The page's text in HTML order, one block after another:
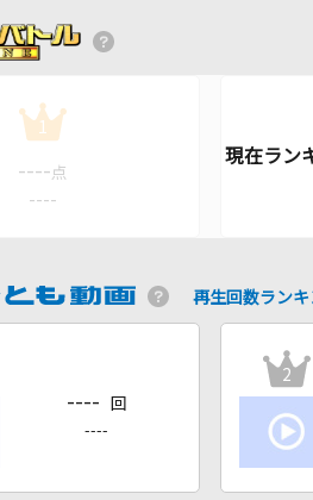
1
---- 点
----
再生回数ランキ
---- 回
----
2